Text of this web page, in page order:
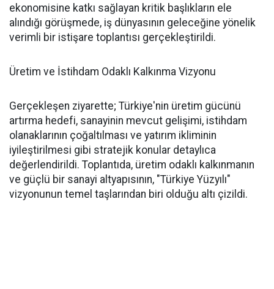
ekonomisine katkı sağlayan kritik başlıkların ele
alındığı görüşmede, iş dünyasının geleceğine yönelik
verimli bir istişare toplantısı gerçekleştirildi.
Üretim ve İstihdam Odaklı Kalkınma Vizyonu
Gerçekleşen ziyarette; Türkiye'nin üretim gücünü
artırma hedefi, sanayinin mevcut gelişimi, istihdam
olanaklarının çoğaltılması ve yatırım ikliminin
iyileştirilmesi gibi stratejik konular detaylıca
değerlendirildi. Toplantıda, üretim odaklı kalkınmanın
ve güçlü bir sanayi altyapısının, "Türkiye Yüzyılı"
vizyonunun temel taşlarından biri olduğu altı çizildi.